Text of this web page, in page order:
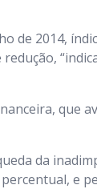
de 2014,
que
da
e